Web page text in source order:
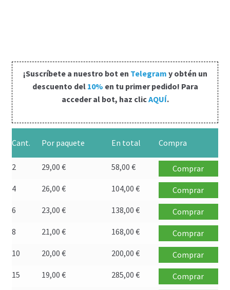
Formas de pago
Impressum
Mi cuenta
Pago
Política de privacidad
Productos
Sobre nosotros
¡Suscríbete a nuestro bot en Telegram y obtén un
descuento del 10% en tu primer pedido! Para
acceder al bot, haz clicAQUÍ.
Cant. Por paquete En total Compra
2 29,00 € 58,00 €
Comprar
4
26,00 € 104,00 €
Comprar
6
23,00 € 138,00 €
Comprar
8
21,00 € 168,00 €
Comprar
10
20,00 € 200,00 €
Comprar
15
19,00 € 285,00 €
Comprar